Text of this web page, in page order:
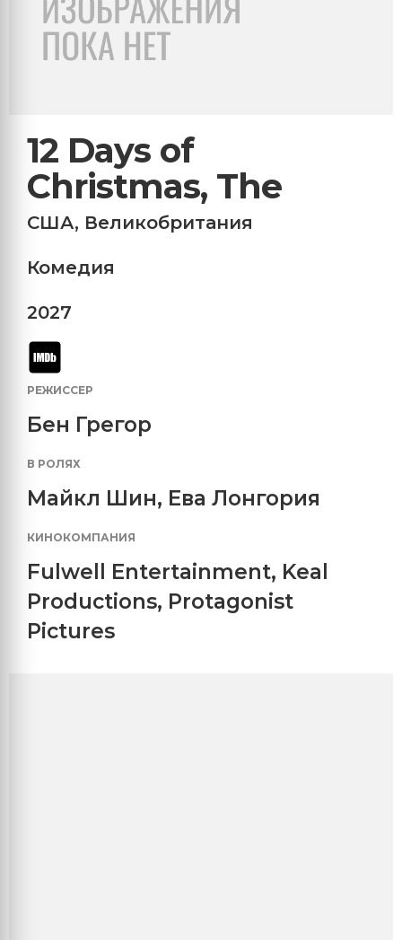
12 Days of
Christmas, The
США, Великобритания
Комедия
2027
РЕЖИССЕР
Бен Грегор
В РОЛЯХ
Майкл Шин, Ева Лонгория
КИНОКОМПАНИЯ
Fulwell Entertainment, Keal
Productions, Protagonist
Pictures